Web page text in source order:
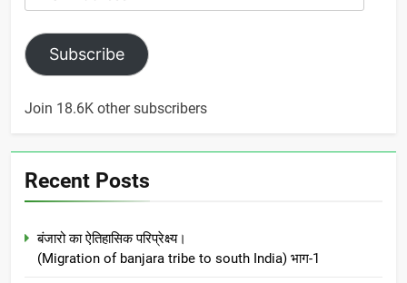
Address
Subscribe
Join 18.6K other subscribers
Recent Posts
बंजारो का ऐतिहासिक परिप्रेक्ष्य।
(Migration of banjara tribe to south India) भाग-1